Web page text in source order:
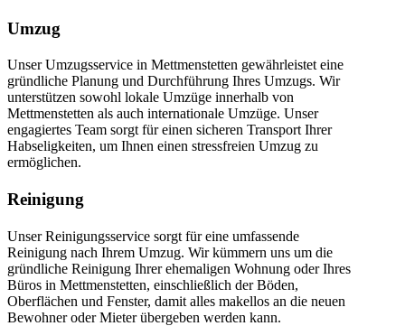
Umzug
Unser Umzugsservice in Mettmenstetten gewährleistet eine
gründliche Planung und Durchführung Ihres Umzugs. Wir
unterstützen sowohl lokale Umzüge innerhalb von
Mettmenstetten als auch internationale Umzüge. Unser
engagiertes Team sorgt für einen sicheren Transport Ihrer
Habseligkeiten, um Ihnen einen stressfreien Umzug zu
ermöglichen.
Reinigung
Unser Reinigungsservice sorgt für eine umfassende
Reinigung nach Ihrem Umzug. Wir kümmern uns um die
gründliche Reinigung Ihrer ehemaligen Wohnung oder Ihres
Büros in Mettmenstetten, einschließlich der Böden,
Oberflächen und Fenster, damit alles makellos an die neuen
Bewohner oder Mieter übergeben werden kann.